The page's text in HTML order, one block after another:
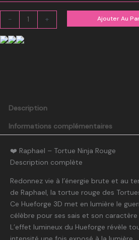
- + Ajouter Au
Description
Informations complémentaires
❤️ Raphael – Tortue Ninja Rouge
Description complète
Redonnez vie à l’énergie brute et au
de Raphael, la tortue rouge des
Ce Hueforge 3D met en lumière le
célèbre pour ses sais et son
L’effet lumineux du Hueforge révèle